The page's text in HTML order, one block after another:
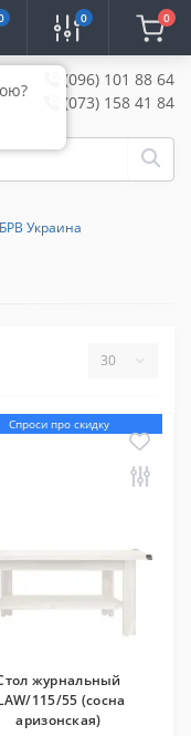
0 0
(096) 101 88 64
(073) 158 41 84
БРВ Украина
Спроси про скидку
журнальный
115/55 (сосна
аризонская)